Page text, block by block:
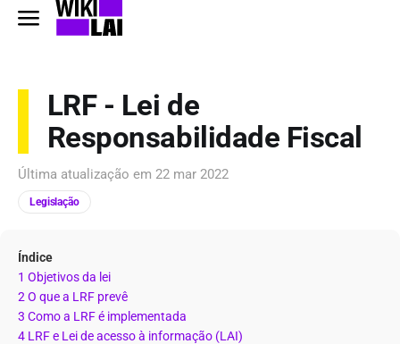
LRF - Lei de
Responsabilidade Fiscal
Última atualização em 22 mar 2022
Legislação
Índice
1 Objetivos da lei
2 O que a LRF prevê
3 Como a LRF é implementada
4 LRF e Lei de acesso à informação (LAI)